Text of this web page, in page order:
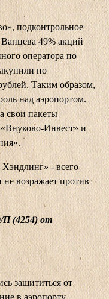
подконтрольное
49% акций
оператора по
по
Таким образом,
над аэропортом.
свои пакеты
Инвест» и
Хэндлинг» - всего
возражает против
(4254) от
защититься от